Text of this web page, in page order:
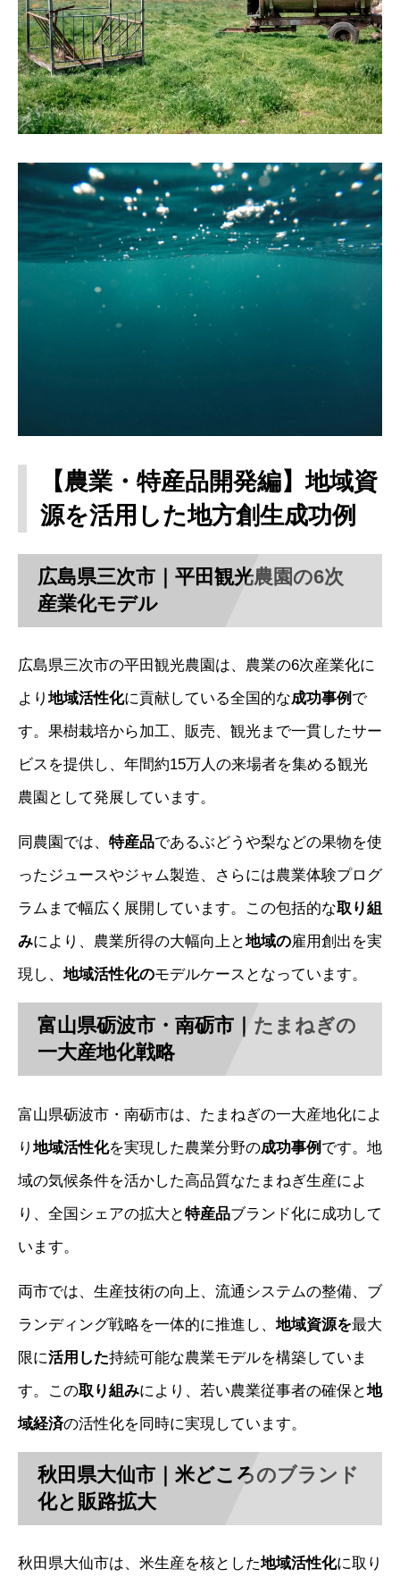
【農業・特産品開発編】地域資
源を活用した地方創生成功例
広島県三次市｜平田観光農園の6次
産業化モデル
広島県三次市の平田観光農園は、農業の6次産業化に
より 地域活性化に貢献している全国的な成功事例 で
す。果樹栽培から加工、販売、観光まで一貫したサー
ビスを提供し、年間約15万人の来場者を集める観光
農園として発展しています。
同農園では、 特産品であるぶどうや梨などの果物を使
ったジュースやジャム製造、さらには農業体験プログ
ラムまで幅広く展開しています。この包括的な取り組
みにより、農業所得の大幅向上と地域の雇用創出を実
現し、 地域活性化のモデルケースとなっています。
富山県砺波市・南砺市｜たまねぎの
一大産地化戦略
富山県砺波市・南砺市は、たまねぎの一大産地化によ
り 地域活性化を実現した農業分野の成功事例 です。地
域の気候条件を活かした高品質なたまねぎ生産によ
り、全国シェアの拡大と特産品ブランド化に成功して
います。
両市では、生産技術の向上、流通システムの整備、ブ
ランディング戦略を一体的に推進し、 地域資源を最大
限に活用した持続可能な農業モデルを構築していま
す。この取り組みにより、若い農業従事者の確保と地
域経済の活性化を同時に実現しています。
秋田県大仙市｜米どころのブランド
化と販路拡大
秋田県大仙市は、米生産を核とした地域活性化に取り